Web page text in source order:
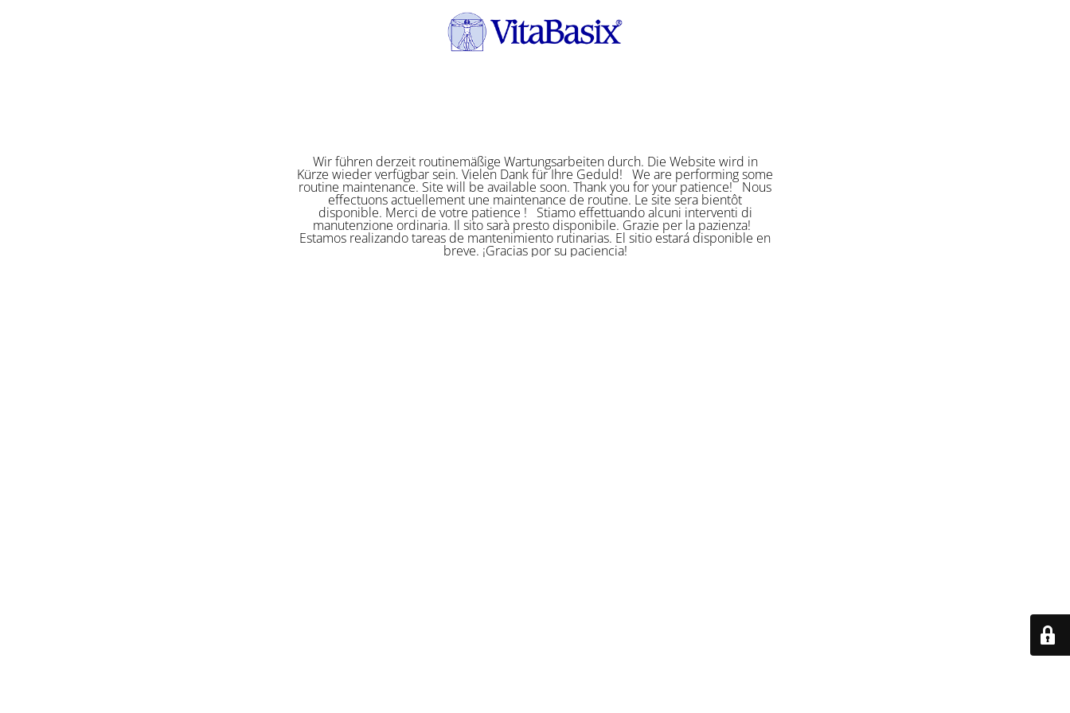
Wir führen derzeit routinemäßige Wartungsarbeiten durch. Die Website wird in
Kürze wieder verfügbar sein. Vielen Dank für Ihre Geduld! We are performing some
routine maintenance. Site will be available soon. Thank you for your patience! Nous
effectuons actuellement une maintenance de routine. Le site sera bientôt
disponible. Merci de votre patience ! Stiamo effettuando alcuni interventi di
manutenzione ordinaria. Il sito sarà presto disponibile. Grazie per la pazienza!
Estamos realizando tareas de mantenimiento rutinarias. El sitio estará disponible en
breve. ¡Gracias por su paciencia!